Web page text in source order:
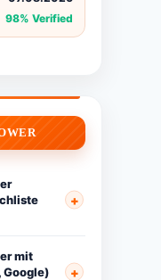
98% Verified
mit
Google)